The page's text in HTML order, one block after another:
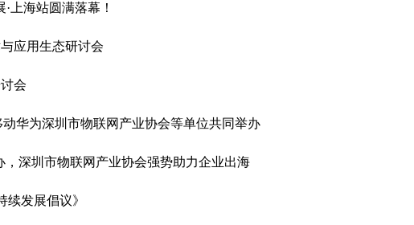
上海站圆满落幕！
应用生态研讨会
会
华为深圳市物联网产业协会等单位共同举办
深圳市物联网产业协会强势助力企业出海
发展倡议》